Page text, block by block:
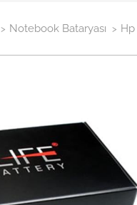
> Notebook Bataryası >